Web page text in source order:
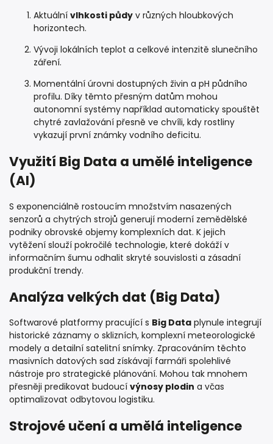
Aktuální vlhkosti půdy v různých hloubkových
horizontech.
Vývoji lokálních teplot a celkové intenzitě slunečního
záření.
Momentální úrovni dostupných živin a pH půdního
profilu. Díky těmto přesným datům mohou
autonomní systémy například automaticky spouštět
chytré zavlažování přesně ve chvíli, kdy rostliny
vykazují první známky vodního deficitu.
Využití Big Data a umělé inteligence
(AI)
S exponenciálně rostoucím množstvím nasazených
senzorů a chytrých strojů generují moderní zemědělské
podniky obrovské objemy komplexních dat. K jejich
vytěžení slouží pokročilé technologie, které dokáží v
informačním šumu odhalit skryté souvislosti a zásadní
produkční trendy.
Analýza velkých dat (Big Data)
Softwarové platformy pracující s Big Data plynule integrují
historické záznamy o sklizních, komplexní meteorologické
modely a detailní satelitní snímky. Zpracováním těchto
masivních datových sad získávají farmáři spolehlivé
nástroje pro strategické plánování. Mohou tak mnohem
přesněji predikovat budoucí výnosy plodin a včas
optimalizovat odbytovou logistiku.
Strojové učení a umělá inteligence